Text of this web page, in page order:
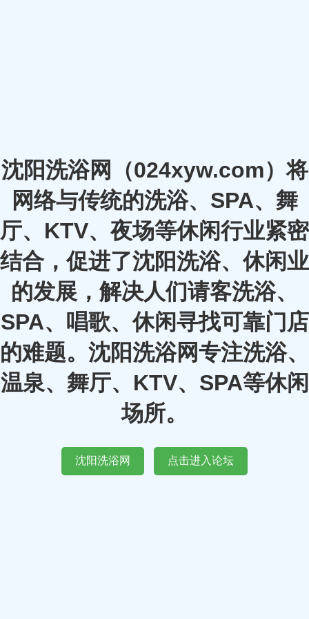
沈阳洗浴网（024xyw.com）将
网络与传统的洗浴、SPA、舞
厅、KTV、夜场等休闲行业紧密
结合，促进了沈阳洗浴、休闲业
的发展，解决人们请客洗浴、
SPA、唱歌、休闲寻找可靠门店
的难题。沈阳洗浴网专注洗浴、
温泉、舞厅、KTV、SPA等休闲
场所。
沈阳洗浴网 点击进入论坛